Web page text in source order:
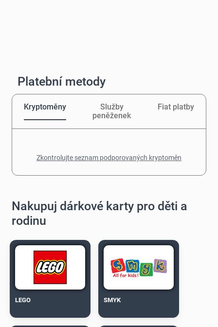
Platební metody
Kryptoměny
Služby
peněženek
Fiat platby
Zkontrolujte seznam podporovaných kryptoměn
Nakupuj dárkové karty pro děti a
rodinu
LEGO SMYK